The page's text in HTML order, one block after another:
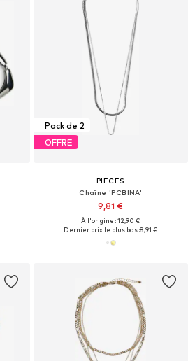
Pack de 2
OFFRE
PIECES
Chaîne 'PCBINA'
9,81 €
À l'origine : 12,90 €
Dernier prix le plus bas :8,91 €